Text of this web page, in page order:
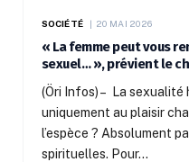
SOCIÉTÉ 20 MAI 2026
« La femme peut vous
sexuel… », prévient le
(Öri Infos) – La sexualité
uniquement au plaisir
l’espèce ? Absolument
spirituelles. Pour…